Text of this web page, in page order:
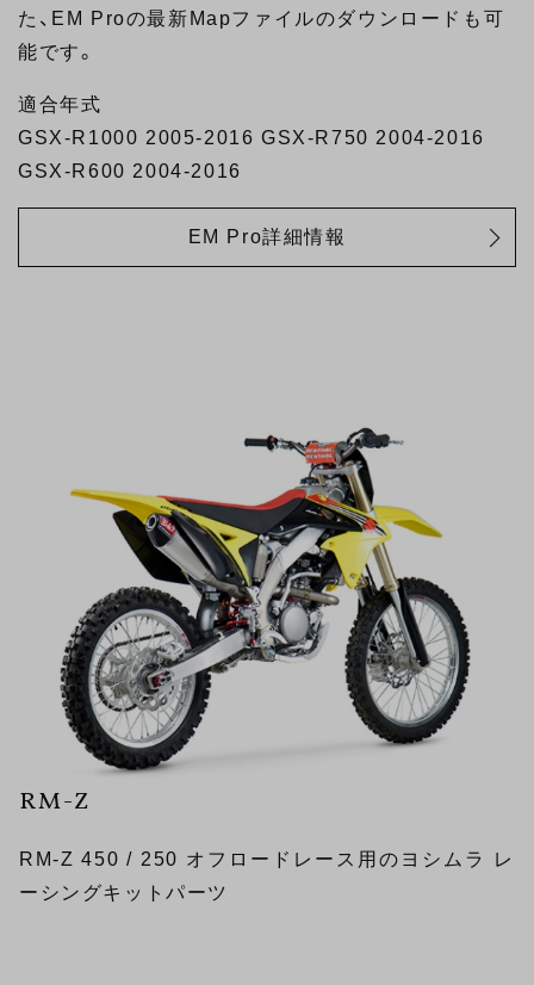
た、EM Proの最新Mapファイルのダウンロードも可
能です。
適合年式
GSX-R1000 2005-2016 GSX-R750 2004-2016
GSX-R600 2004-2016
EM Pro詳細情報
RM-Z
RM-Z 450 / 250 オフロードレース用のヨシムラ レ
ーシングキットパーツ